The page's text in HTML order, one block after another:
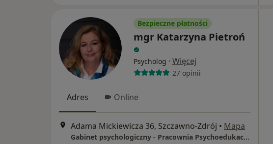
Bezpieczne płatności
mgr Katarzyna Pietroń
Psycholog · Więcej
27 opinii
Adres Online
Adama Mickiewicza 36, Szczawno-Zdrój • Mapa
Gabinet psychologiczny - Pracownia Psychoedukacji i Terapii "Pełnia Życia"